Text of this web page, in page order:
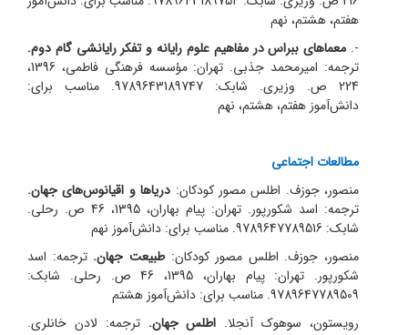
هفتم، هشتم، نهم
-. معماهای ببراس در مفاهیم علوم رایانه و تفکر رایانشی گام دوم.
ترجمه: امیر‌محمد جذبی. تهران: مؤسسه فرهنگی فاطمی، 1396،
224 ص. وزیری. شابک: 9789643189747. مناسب برای:
دانش‌آموز هفتم، هشتم، نهم
مطالعات اجتماعی
منصور، جوزف. اطلس مصور کودکان: دریاها و اقیانوس‌های جهان.
ترجمه: اسد شکورپور. تهران: پیام بهاران، 1395، 46 ص. رحلی.
شابک: 9789647789516. مناسب برای: دانش‌آموز نهم
منصور، جوزف. اطلس مصور کودکان:طبیعت جهان. ترجمه: اسد
شکورپور. تهران: پیام بهاران، 1395، 46 ص. رحلی. شابک:
9789647789509. مناسب برای: دانش‌آموز هشتم
رویستون، سوهوک آنجلا. اطلس جهان. ترجمه: لادن خانلری.